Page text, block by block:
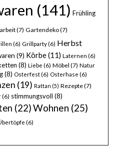
(141) Frühling
(7) Gartendeko(7)
(6) Grillparty(6) Herbst
(9) Körbe(11) Laternen (6)
(8) Liebe (6) Möbel (7) Natur
(8) Osterfest(6) Osterhase (6)
(19) Rattan (5) Rezepte(7)
(6) stimmungsvoll (8)
(22)Wohnen (25)
(6)